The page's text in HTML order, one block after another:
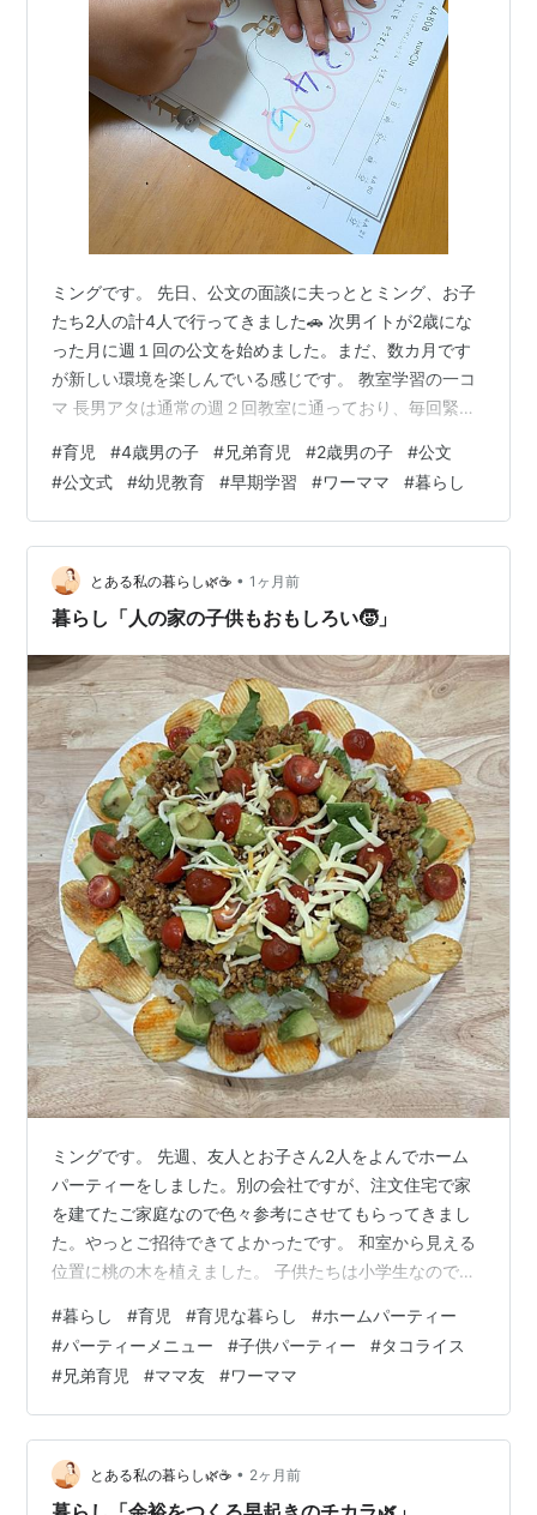
ミングです。 先日、公文の面談に夫っととミング、お子
たち2人の計4人で行ってきました🚗 次男イトが2歳にな
った月に週１回の公文を始めました。まだ、数カ月です
が新しい環境を楽しんでいる感じです。 教室学習の一コ
マ 長男アタは通常の週２回教室に通っており、毎回緊張
なので、先生たちがうまーくタイミングみて席に向かう
よう誘導し、母を退出できるよう仕向けてくれます。 さ
て、今回の面談では最近のお子たちの様子やプリントの
進捗などを聞きました。普段の公文の送り迎えやプリン
トのサポートはほぼミングなのである程度の情報は聞い
ているため、夫っとに改めて報告してくれ…
#育児 #4歳男の子 #兄弟育児 #2歳男の子 #公文
#公文式 #幼児教育 #早期学習 #ワーママ #暮らし
とある私の暮らし🌿☕️ • 1ヶ月前
暮らし「人の家の子供もおもしろい🧒」
ミングです。 先週、友人とお子さん2人をよんでホーム
パーティーをしました。別の会社ですが、注文住宅で家
を建てたご家庭なので色々参考にさせてもらってきまし
た。やっとご招待できてよかったです。 和室から見える
位置に桃の木を植えました。 子供たちは小学生なのでま
は必須として、もう一品いくつかのレシピを参考にタコ
ライスを作りました。 ピザ タコライス 参考レシピ
https://kurashiru.com/r/G_GuaViaOE8
https://kurashiru.com/r/cu_S0IX3Q1Y チーズをもっとか
けたかったのですが、生食オッケー…
#暮らし #育児 #育児な暮らし #ホームパーティー
#パーティーメニュー #子供パーティー #タコライス
#兄弟育児 #ママ友 #ワーママ
とある私の暮らし🌿☕️ • 2ヶ月前